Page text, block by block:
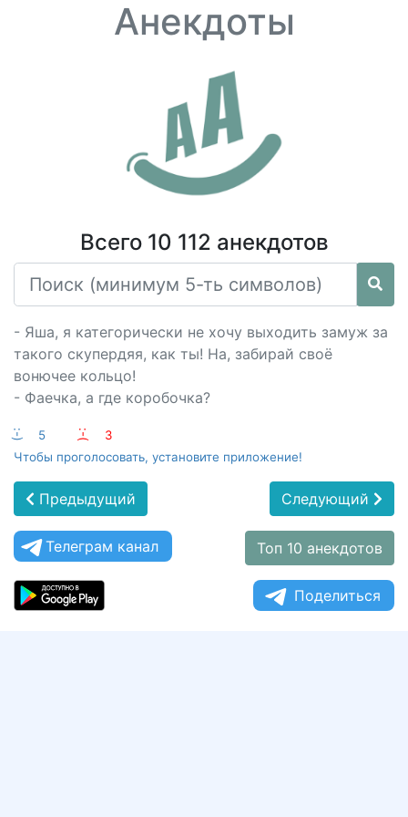
Анекдоты
Всего 10 112 анекдотов
- Яша, я категорически не хочу выходить замуж за
такого скупердяя, как ты! На, забирай своё
вонючее кольцо!
- Фаечка, а где коробочка?
:-) 5 :-(
3
Чтобы проголосовать, установите приложение!
Предыдущий Следующий
Телеграм канал Топ 10 анекдотов
Поделиться